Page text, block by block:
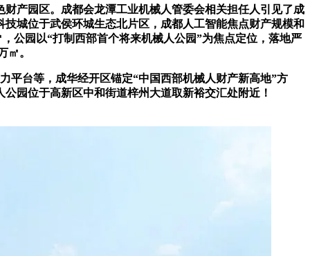
产园区。成都会龙潭工业机械人管委会相关担任人引见了成
城位于武侯环城生态北片区，成都人工智能焦点财产规模和
公园以“打制西部首个将来机械人公园”为焦点定位，落地严
㎡。
台等，成华经开区锚定“中国西部机械人财产新高地”方
园位于高新区中和街道梓州大道取新裕交汇处附近！